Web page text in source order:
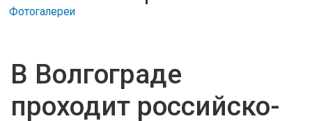
Фотогалереи
В Волгограде
проходит российско-